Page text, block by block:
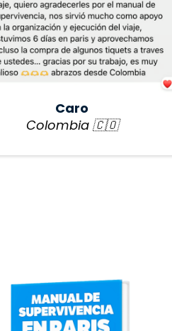
Caro
Colombia 🇨🇴